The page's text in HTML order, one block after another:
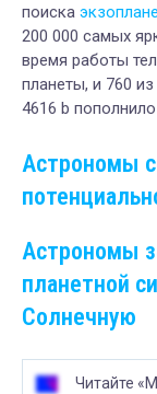
поиска
200 000 самых
время работы
планеты, и 760
4616 b
Астрономы
Астрономы
планетной
Солнечную
Читайте